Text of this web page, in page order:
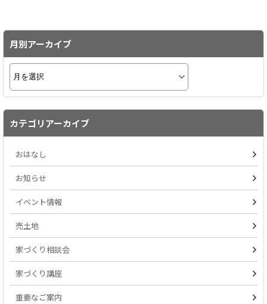
月別アーカイブ
カテゴリアーカイブ
おはなし
お知らせ
イベント情報
売土地
家づくり相談会
家づくり講座
重要なご案内